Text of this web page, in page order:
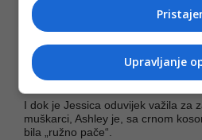
Ashley je na partiju koji je upriličen
priznanja nosila Melininu haljinu,
Instagramu.
I dok je Jessica oduvijek važila za
muškarci, Ashley je, sa crnom
bila „ružno pače“.
Upravljanje